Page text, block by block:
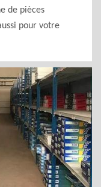
de pièces
pour votre